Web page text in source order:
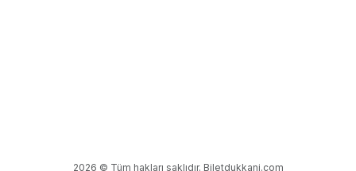
2026 © Tüm hakları saklıdır. Biletdukkani.com